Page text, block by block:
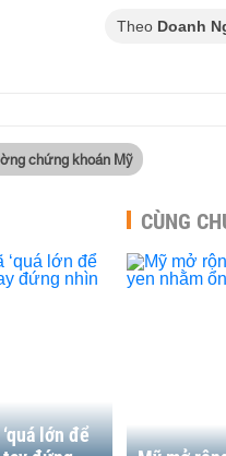
Theo Doanh
chứng khoán Mỹ
lớn để
CÙNG